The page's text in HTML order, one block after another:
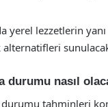
yerel lezzetlerin
alternatifleri
durumu nasıl
tahminleri